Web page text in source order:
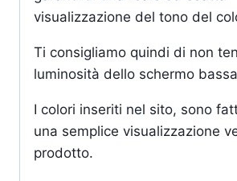
visualizzazione del tono del
Ti consigliamo quindi di non
luminosità dello schermo
I colori inseriti nel sito, sono
una semplice visualizzazione
prodotto.